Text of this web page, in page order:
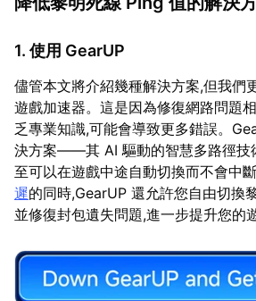
1. 使用 GearUP
儘管本文將介紹幾種解決方案,但我們
遊戲加速器。這是因為修復網路問題
乏專業知識,可能會導致更多錯誤。
決方案——其 AI 驅動的智慧多路徑技
至可以在遊戲中途自動切換而不會中
遲的同時,GearUP 還允許您自由切換
並修復封包遺失問題,進一步提升您的